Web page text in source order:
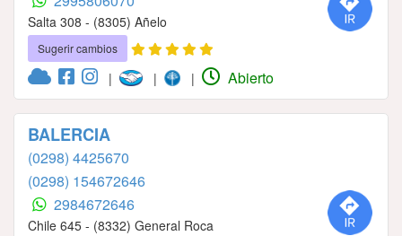
Salta 308 - (8305) Añelo
Sugerir cambios
| | | Abierto
BALERCIA
(0298) 4425670
(0298) 154672646
2984672646
Chile 645 - (8332) General Roca